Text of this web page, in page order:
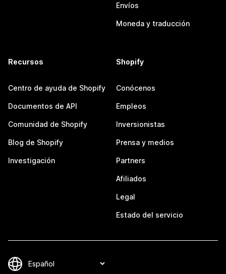
Envíos
Moneda y traducción
Recursos
Centro de ayuda de Shopify
Documentos de API
Comunidad de Shopify
Blog de Shopify
Investigación
Shopify
Conócenos
Empleos
Inversionistas
Prensa y medios
Partners
Afiliados
Legal
Estado del servicio